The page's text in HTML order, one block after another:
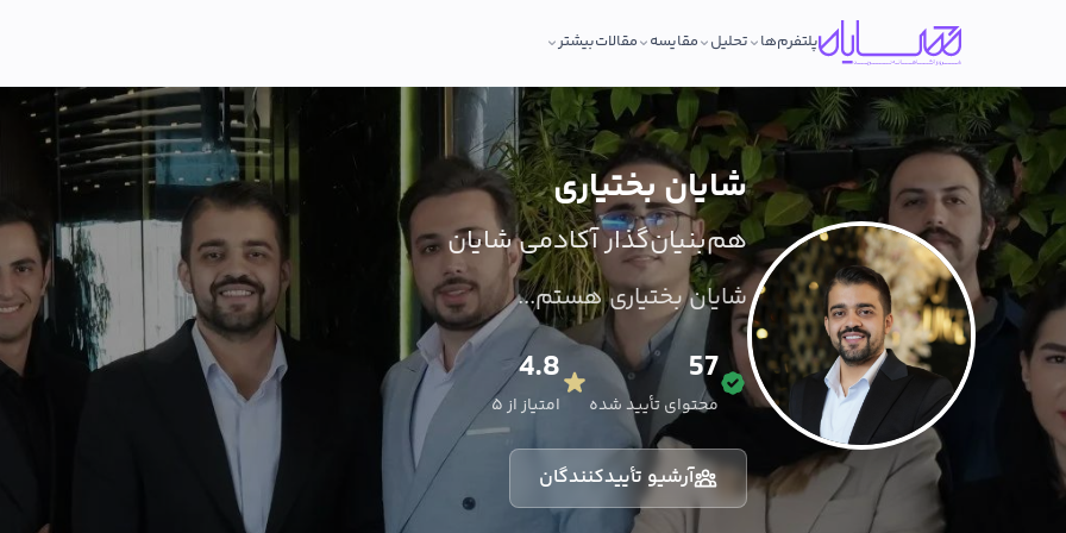
پلتفرم‌ها تحلیل مقایسه مقالاتبیشتر
شایان بختیاری
هم‌بنیان‌گذار آکادمی شایان
شایان بختیاری هستم...
57
محتوای تأیید شده
4.8
امتیاز از ۵
آرشیو تأییدکنندگان